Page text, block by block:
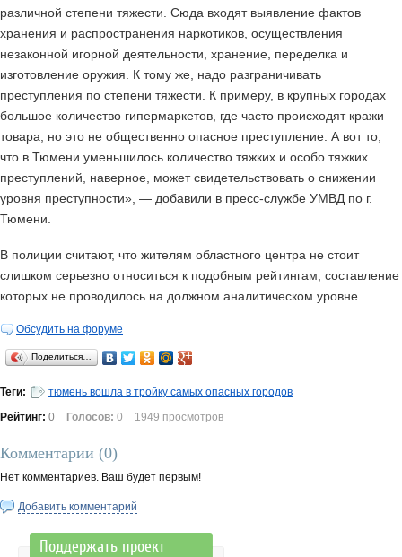
различной степени тяжести. Сюда входят выявление фактов
хранения и распространения наркотиков, осуществления
незаконной игорной деятельности, хранение, переделка и
изготовление оружия. К тому же, надо разграничивать
преступления по степени тяжести. К примеру, в крупных городах
большое количество гипермаркетов, где часто происходят кражи
товара, но это не общественно опасное преступление. А вот то,
что в Тюмени уменьшилось количество тяжких и особо тяжких
преступлений, наверное, может свидетельствовать о снижении
уровня преступности», — добавили в пресс-службе УМВД по г.
Тюмени.
В полиции считают, что жителям областного центра не стоит
слишком серьезно относиться к подобным рейтингам, составление
которых не проводилось на должном аналитическом уровне.
Обсудить на форуме
Поделиться…
Теги:
тюмень вошла в тройку самых опасных городов
Рейтинг: 0 Голосов: 0 1949 просмотров
Комментарии (0)
Нет комментариев. Ваш будет первым!
Добавить комментарий
Поддержать проект